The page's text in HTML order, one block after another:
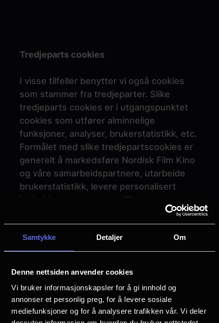
Samtykke Detaljer Om
Denne nettsiden anvender cookies
Vi bruker informasjonskapsler for å gi innhold og
annonser et personlig preg, for å levere sosiale
mediefunksjoner og for å analysere trafikken vår. Vi deler
Tredjeparts cookies
I visse tilfeller benytter vi også cookies
som stammer fra tredjeparter. Slike
tredjeparts cookies er i utgangspunktet
cookies som utfører alminnelige
funksjoner, analyser, brukerstatistikk, etc.
Formålet med slike tredjepartscookies er
generelt å markedsføre Nordisk Film Kino
og våre samarbeidspartnere, utarbeide
brukerstatistikk, levere personalisert
innhold og annonser og tilby
tredjepartsfunksjoner som f.eks. Like og
Dele innhold på sosiale medier.
Vi samarbeider med f.eks. annonsører,
som benytter cookies på våre websider.
Det henvises for øvrig til oversikt over de
enkelte cookies nedenfor.